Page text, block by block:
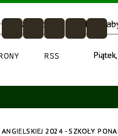
RSS
2024 - SZKOŁY